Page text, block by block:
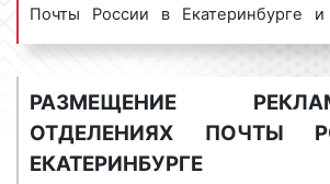
Почты России в Екатеринбурге и
области, выгодные цены.
коммерческого предложения
рекламы в отделениях
Екатеринбурге обращайтесь по
201-23-74 или оставьте
сайте .Размещение рекламы в
РАЗМЕЩЕНИЕ
ОТДЕЛЕНИЯХ ПОЧТЫ
ЕКАТЕРИНБУРГЕ